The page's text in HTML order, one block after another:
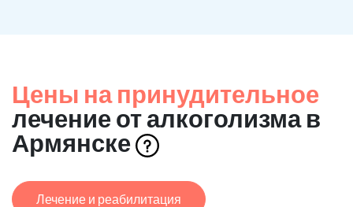
Цены на принудительное
лечение от алкоголизма в
Армянске
Лечение и реабилитация